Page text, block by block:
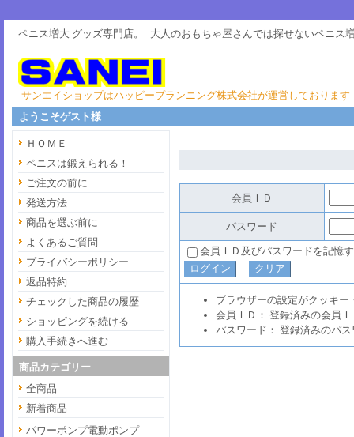
ペニス増大 グッズ専門店。 大人のおもちゃ屋さんでは探せないペニス
-サンエイショップはハッピープランニング株式会社が運営しております-
ようこそゲスト様
会員ＩＤ
パスワード
会員ＩＤ及びパスワードを記憶
ブラウザーの設定がクッキ
会員ＩＤ： 登録済みの会員Ｉ
パスワード： 登録済みのパ
ＨＯＭＥ
ペニスは鍛えられる！
ご注文の前に
発送方法
商品を選ぶ前に
よくあるご質問
プライバシーポリシー
返品特約
チェックした商品の履歴
ショッピングを続ける
購入手続きへ進む
商品カテゴリー
全商品
新着商品
パワーポンプ電動ポンプ